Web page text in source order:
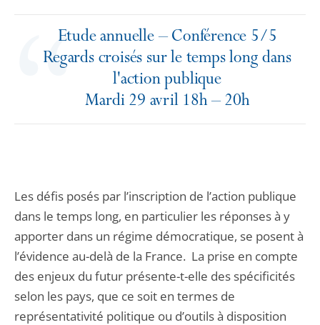
Etude annuelle – Conférence 5/5
Regards croisés sur le temps long dans
l'action publique
Mardi 29 avril 18h – 20h
Les défis posés par l’inscription de l’action publique
dans le temps long, en particulier les réponses à y
apporter dans un régime démocratique, se posent à
l’évidence au-delà de la France. La prise en compte
des enjeux du futur présente-t-elle des spécificités
selon les pays, que ce soit en termes de
représentativité politique ou d’outils à disposition